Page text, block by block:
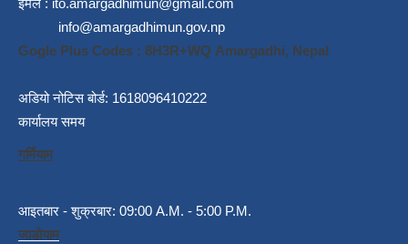
इमेल : ito.amargadhimun@gmail.com
info@amargadhimun.gov.np
Gogle Plus Codes : 8H3R+WQ Amargadhi, Nepal
अडियो नोटिस बोर्ड: 1618096410222
कार्यालय समय
गर्मियाम
आइतबार - शुक्रबार: 09:00 A.M. - 5:00 P.M.
जाडोयाम